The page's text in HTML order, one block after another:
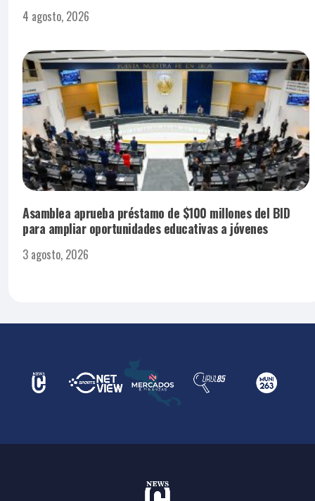
4 agosto, 2026
Asamblea aprueba préstamo de $100 millones del BID
para ampliar oportunidades educativas a jóvenes
3 agosto, 2026